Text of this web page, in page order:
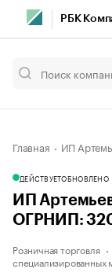
РБК
Главная ИП
ДЕЙСТВУЕТОБНОВЛЕНО
ИП
ОГРНИП:
Розничная торговля
специализированных